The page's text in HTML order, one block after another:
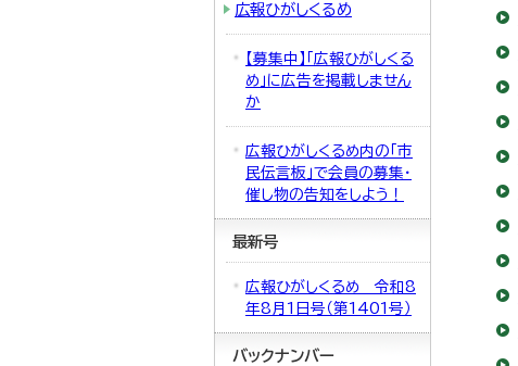
広報ひがしくるめ
【募集中】「広報ひがしくる
め」に広告を掲載しません
か
広報ひがしくるめ内の「市
民伝言板」で会員の募集・
催し物の告知をしよう！
最新号
広報ひがしくるめ 令和8
年8月1日号（第1401号）
バックナンバー